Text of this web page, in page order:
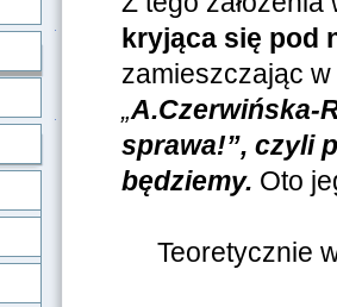
kryjąca się pod
zamieszczając
„A.Czerwińska-
sprawa!”, czyli
będziemy. Oto
Teoretycznie